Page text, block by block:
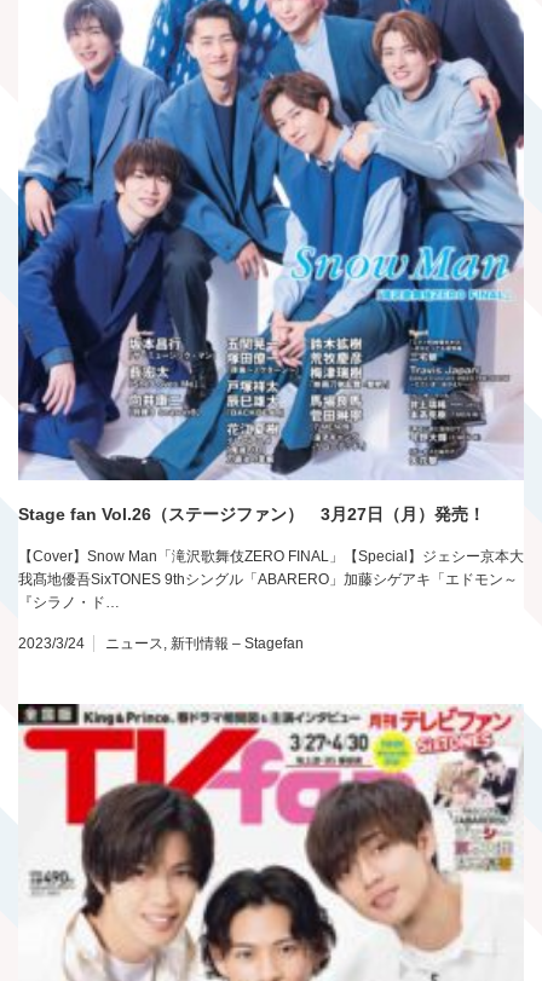
Stage fan Vol.26（ステージファン） 3月27日（月）発売！
【Cover】Snow Man「滝沢歌舞伎ZERO FINAL」【Special】ジェシー京本大
我髙地優吾SixTONES 9thシングル「ABARERO」加藤シゲアキ「エドモン～
『シラノ・ド…
2023/3/24 ニュース, 新刊情報 – Stagefan